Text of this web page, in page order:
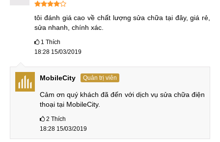
tôi đánh giá cao về chất lượng sửa chữa tại đây, giá rẻ,
sửa nhanh, chính xác.
1 Thích
18:28 15/03/2019
MobileCity Quản trị viên
Cảm ơn quý khách đã đến với dịch vụ sửa chữa điện
thoại tại MobileCity.
2 Thích
18:28 15/03/2019